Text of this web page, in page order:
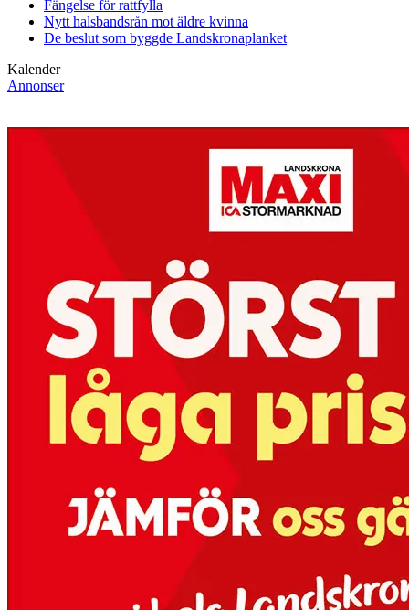
Fängelse för rattfylla
Nytt halsbandsrån mot äldre kvinna
De beslut som byggde Landskronaplanket
Kalender
Annonser